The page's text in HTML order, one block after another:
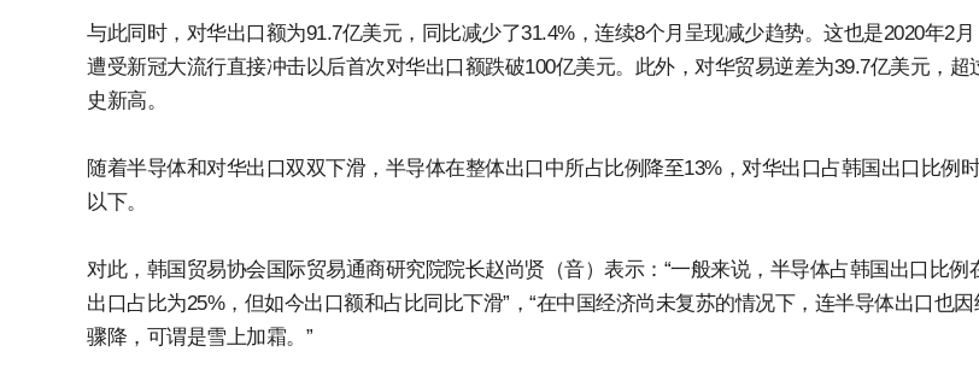
与此同时，对华出口额为91.7亿美元，同比减少了31.4%，连续8个月呈现减少趋势。这也是2020年2月
遭受新冠大流行直接冲击以后首次对华出口额跌破100亿美元。此外，对华贸易逆差为39.7亿美元，超
史新高。
随着半导体和对华出口双双下滑，半导体在整体出口中所占比例降至13%，对华出口占韩国出口比例
以下。
对此，韩国贸易协会国际贸易通商研究院院长赵尚贤（音）表示：“一般来说，半导体占韩国出口比例
出口占比为25%，但如今出口额和占比同比下滑”，“在中国经济尚未复苏的情况下，连半导体出口也
骤降，可谓是雪上加霜。”